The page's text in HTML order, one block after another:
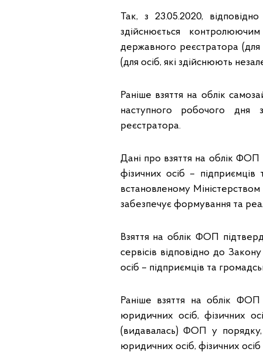
Так, з 23.05.2020,
здійснюється
державного реєстратора
(для осіб, які здійснюють
Раніше взяття на облік
наступного робочого дня
реєстратора.
Дані про взяття на облік
фізичних осіб –
встановленому
забезпечує формування та
Взяття на облік ФОП
сервісів відповідно до
осіб – підприємців та
Раніше взяття на облік
юридичних осіб, фізичних
(видавалась) ФОП у
юридичних осіб, фізичних